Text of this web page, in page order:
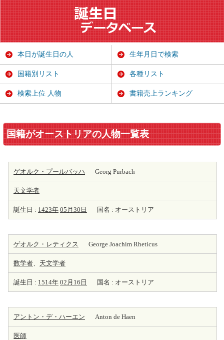
国籍がオーストリアの人物一覧表
ゲオルク・プールバッハ Georg Purbach
天文学者
誕生日 : 1423年 05月30日 国名 : オーストリア
ゲオルク・レティクス George Joachim Rheticus
数学者、 天文学者
誕生日 : 1514年 02月16日 国名 : オーストリア
アントン・デ・ハーエン Anton de Haen
医師
本日が誕生日の人 生年月日で検索
国籍別リスト 各種リスト
検索上位 人物 書籍売上ランキング